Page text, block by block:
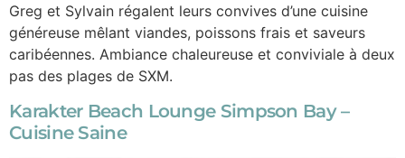
Greg et Sylvain régalent leurs convives d’une cuisine
généreuse mêlant viandes, poissons frais et saveurs
caribéennes. Ambiance chaleureuse et conviviale à deux
pas des plages de SXM.
Karakter Beach Lounge Simpson Bay –
Cuisine Saine